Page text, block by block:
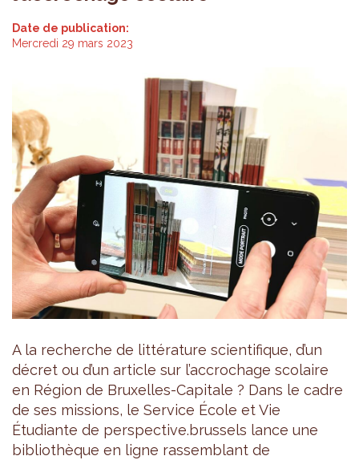
Date de publication:
Mercredi 29 mars 2023
A la recherche de littérature scientifique, d’un
décret ou d’un article sur l’accrochage scolaire
en Région de Bruxelles-Capitale ? Dans le cadre
de ses missions, le Service École et Vie
Étudiante de perspective.brussels lance une
bibliothèque en ligne rassemblant de